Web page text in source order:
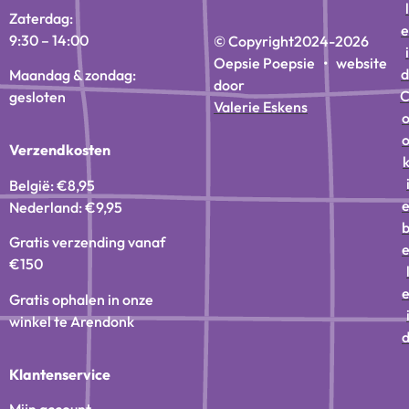
Zaterdag:
9:30 – 14:00
Maandag & zondag:
gesloten
Verzendkosten
België: €8,95
Nederland: €9,95
Gratis verzending vanaf
€150
Gratis ophalen in onze
winkel te Arendonk
Klantenservice
© Copyright2024-2026
Oepsie Poepsie • website
door
Valerie Eskens
l
e
i
d
C
o
o
k
i
e
b
e
l
e
i
d